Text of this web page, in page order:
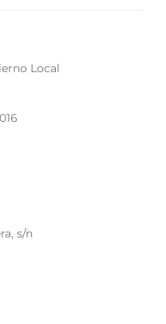
Local
s/n